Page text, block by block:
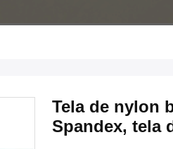
Tela de nylon
Spandex, tela